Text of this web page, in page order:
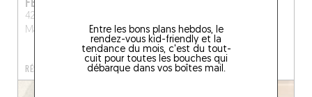
Entre les bons plans hebdos, le
rendez-vous kid-friendly et la
tendance du mois, c'est du tout-
cuit pour toutes les bouches qui
débarque dans vos boîtes mail.
42 Avenue Sergent-
Maginot, 35000 Rennes
RÉSERVER UNE TABLE
Rennes (35000)
RÉSERVER UNE TABLE